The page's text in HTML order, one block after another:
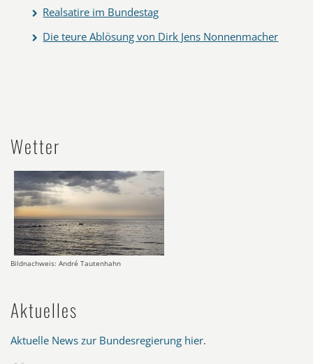
Realsatire im Bundestag
Die teure Ablösung von Dirk Jens Nonnenmacher
Wetter
Bildnachweis: André Tautenhahn
Aktuelles
Aktuelle News zur Bundesregierung hier.